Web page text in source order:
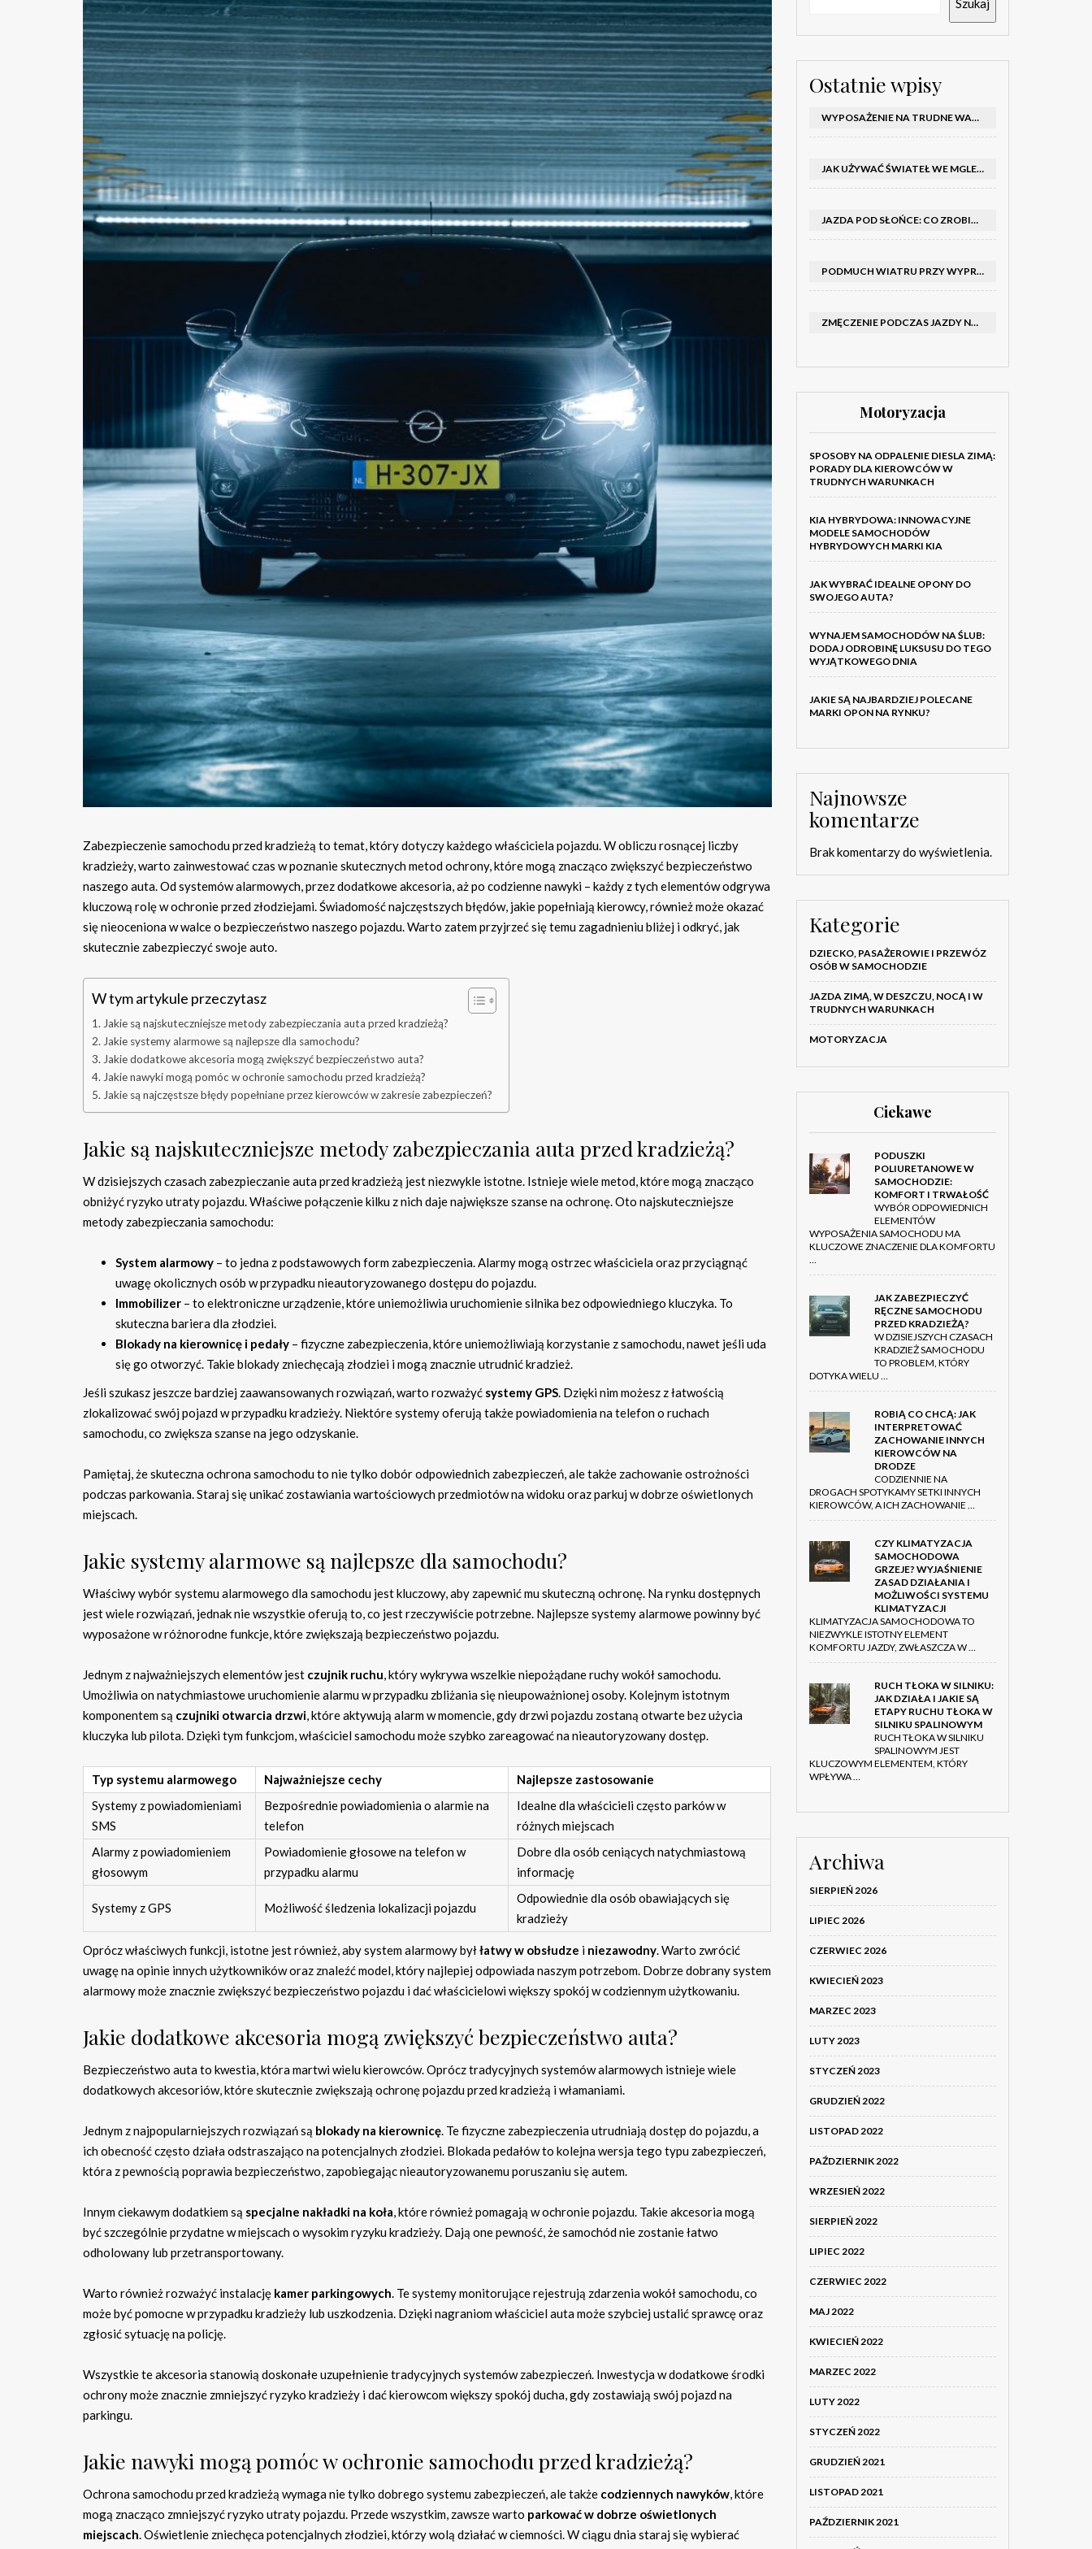
Zabezpieczenie samochodu przed kradzieżą to temat, który dotyczy każdego właściciela pojazdu. W obliczu rosnącej liczby
kradzieży, warto zainwestować czas w poznanie skutecznych metod ochrony, które mogą znacząco zwiększyć bezpieczeństwo
naszego auta. Od systemów alarmowych, przez dodatkowe akcesoria, aż po codzienne nawyki – każdy z tych elementów odgrywa
kluczową rolę w ochronie przed złodziejami. Świadomość najczęstszych błędów, jakie popełniają kierowcy, również może okazać
się nieoceniona w walce o bezpieczeństwo naszego pojazdu. Warto zatem przyjrzeć się temu zagadnieniu bliżej i odkryć, jak
skutecznie zabezpieczyć swoje auto.
W tym artykule przeczytasz
Jakie są najskuteczniejsze metody zabezpieczania auta przed kradzieżą?
Jakie systemy alarmowe są najlepsze dla samochodu?
Jakie dodatkowe akcesoria mogą zwiększyć bezpieczeństwo auta?
Jakie nawyki mogą pomóc w ochronie samochodu przed kradzieżą?
Jakie są najczęstsze błędy popełniane przez kierowców w zakresie zabezpieczeń?
Jakie są najskuteczniejsze metody zabezpieczania auta przed kradzieżą?
W dzisiejszych czasach zabezpieczanie auta przed kradzieżą jest niezwykle istotne. Istnieje wiele metod, które mogą znacząco
obniżyć ryzyko utraty pojazdu. Właściwe połączenie kilku z nich daje największe szanse na ochronę. Oto najskuteczniejsze
metody zabezpieczania samochodu:
System alarmowy – to jedna z podstawowych form zabezpieczenia. Alarmy mogą ostrzec właściciela oraz przyciągnąć
uwagę okolicznych osób w przypadku nieautoryzowanego dostępu do pojazdu.
Immobilizer – to elektroniczne urządzenie, które uniemożliwia uruchomienie silnika bez odpowiedniego kluczyka. To
skuteczna bariera dla złodziei.
Blokady na kierownicę i pedały – fizyczne zabezpieczenia, które uniemożliwiają korzystanie z samochodu, nawet jeśli uda
się go otworzyć. Takie blokady zniechęcają złodziei i mogą znacznie utrudnić kradzież.
Jeśli szukasz jeszcze bardziej zaawansowanych rozwiązań, warto rozważyć systemy GPS. Dzięki nim możesz z łatwością
zlokalizować swój pojazd w przypadku kradzieży. Niektóre systemy oferują także powiadomienia na telefon o ruchach
samochodu, co zwiększa szanse na jego odzyskanie.
Pamiętaj, że skuteczna ochrona samochodu to nie tylko dobór odpowiednich zabezpieczeń, ale także zachowanie ostrożności
podczas parkowania. Staraj się unikać zostawiania wartościowych przedmiotów na widoku oraz parkuj w dobrze oświetlonych
miejscach.
Jakie systemy alarmowe są najlepsze dla samochodu?
Właściwy wybór systemu alarmowego dla samochodu jest kluczowy, aby zapewnić mu skuteczną ochronę. Na rynku dostępnych
jest wiele rozwiązań, jednak nie wszystkie oferują to, co jest rzeczywiście potrzebne. Najlepsze systemy alarmowe powinny być
wyposażone w różnorodne funkcje, które zwiększają bezpieczeństwo pojazdu.
Jednym z najważniejszych elementów jest czujnik ruchu, który wykrywa wszelkie niepożądane ruchy wokół samochodu.
Umożliwia on natychmiastowe uruchomienie alarmu w przypadku zbliżania się nieupoważnionej osoby. Kolejnym istotnym
komponentem są czujniki otwarcia drzwi, które aktywują alarm w momencie, gdy drzwi pojazdu zostaną otwarte bez użycia
kluczyka lub pilota. Dzięki tym funkcjom, właściciel samochodu może szybko zareagować na nieautoryzowany dostęp.
Typ systemu alarmowego Najważniejsze cechy
Najlepsze zastosowanie
Systemy z powiadomieniami
SMS
Bezpośrednie powiadomienia o alarmie na
telefon
Idealne dla właścicieli często parków w
różnych miejscach
Alarmy z powiadomieniem
głosowym
Powiadomienie głosowe na telefon w
przypadku alarmu
Dobre dla osób ceniących natychmiastową
informację
Systemy z GPS Możliwość śledzenia lokalizacji pojazdu
Odpowiednie dla osób obawiających się
kradzieży
Oprócz właściwych funkcji, istotne jest również, aby system alarmowy byłłatwy w obsłudze i niezawodny. Warto zwrócić
uwagę na opinie innych użytkowników oraz znaleźć model, który najlepiej odpowiada naszym potrzebom. Dobrze dobrany system
alarmowy może znacznie zwiększyć bezpieczeństwo pojazdu i dać właścicielowi większy spokój w codziennym użytkowaniu.
Jakie dodatkowe akcesoria mogą zwiększyć bezpieczeństwo auta?
Bezpieczeństwo auta to kwestia, która martwi wielu kierowców. Oprócz tradycyjnych systemów alarmowych istnieje wiele
dodatkowych akcesoriów, które skutecznie zwiększają ochronę pojazdu przed kradzieżą i włamaniami.
Jednym z najpopularniejszych rozwiązań są blokady na kierownicę. Te fizyczne zabezpieczenia utrudniają dostęp do pojazdu, a
ich obecność często działa odstraszająco na potencjalnych złodziei. Blokada pedałów to kolejna wersja tego typu zabezpieczeń,
która z pewnością poprawia bezpieczeństwo, zapobiegając nieautoryzowanemu poruszaniu się autem.
Innym ciekawym dodatkiem są specjalne nakładki na koła, które również pomagają w ochronie pojazdu. Takie akcesoria mogą
być szczególnie przydatne w miejscach o wysokim ryzyku kradzieży. Dają one pewność, że samochód nie zostanie łatwo
odholowany lub przetransportowany.
Warto również rozważyć instalację kamer parkingowych. Te systemy monitorujące rejestrują zdarzenia wokół samochodu, co
może być pomocne w przypadku kradzieży lub uszkodzenia. Dzięki nagraniom właściciel auta może szybciej ustalić sprawcę oraz
zgłosić sytuację na policję.
Wszystkie te akcesoria stanowią doskonałe uzupełnienie tradycyjnych systemów zabezpieczeń. Inwestycja w dodatkowe środki
ochrony może znacznie zmniejszyć ryzyko kradzieży i dać kierowcom większy spokój ducha, gdy zostawiają swój pojazd na
parkingu.
Jakie nawyki mogą pomóc w ochronie samochodu przed kradzieżą?
Ochrona samochodu przed kradzieżą wymaga nie tylko dobrego systemu zabezpieczeń, ale także codziennych nawyków, które
mogą znacząco zmniejszyć ryzyko utraty pojazdu. Przede wszystkim, zawsze warto parkować w dobrze oświetlonych
miejscach. Oświetlenie zniechęca potencjalnych złodziei, którzy wolą działać w ciemności. W ciągu dnia staraj się wybierać
Ostatnie wpisy
WYPOSAŻENIE NA TRUDNE WARUNKI W SAMOCHODZIE: CO MIEĆ ZIMĄ, W TRASIE I NA WYPADEK AWARII
JAK UŻYWAĆ ŚWIATEŁ WE MGLE – KIEDY WŁĄCZYĆ MIJANIA I PRZECIWMGIELNE ORAZ CZEGO NIE ROBIĆ
JAZDA POD SŁOŃCE: CO ZROBIĆ, BY OGRANICZYĆ OLŚNIENIE I POPRAWIĆ WIDOCZNOŚĆ
PODMUCH WIATRU PRZY WYPRZEDZANIU CIĘŻARÓWKI: JAK UTRZYMAĆ TOR JAZDY I OPANOWAĆ AUTO
ZMĘCZENIE PODCZAS JAZDY NOCĄ – PO JAKICH SYGNAŁACH ROZPOZNAĆ SENNOŚĆ ZA KIEROWNICĄ I KIEDY ZROBIĆ PRZERWĘ
Motoryzacja
SPOSOBY NA ODPALENIE DIESLA ZIMĄ:
PORADY DLA KIEROWCÓW W
TRUDNYCH WARUNKACH
KIA HYBRYDOWA: INNOWACYJNE
MODELE SAMOCHODÓW
HYBRYDOWYCH MARKI KIA
JAK WYBRAĆ IDEALNE OPONY DO
SWOJEGO AUTA?
WYNAJEM SAMOCHODÓW NA ŚLUB:
DODAJ ODROBINĘ LUKSUSU DO TEGO
WYJĄTKOWEGO DNIA
JAKIE SĄ NAJBARDZIEJ POLECANE
MARKI OPON NA RYNKU?
Najnowsze
komentarze
Brak komentarzy do wyświetlenia.
Kategorie
DZIECKO, PASAŻEROWIE I PRZEWÓZ
OSÓB W SAMOCHODZIE
JAZDA ZIMĄ, W DESZCZU, NOCĄ I W
TRUDNYCH WARUNKACH
MOTORYZACJA
Ciekawe
PODUSZKI
POLIURETANOWE W
SAMOCHODZIE:
KOMFORT I TRWAŁOŚĆ
WYBÓR ODPOWIEDNICH
ELEMENTÓW
WYPOSAŻENIA SAMOCHODU MA
KLUCZOWE ZNACZENIE DLA KOMFORTU
…
JAK ZABEZPIECZYĆ
RĘCZNE SAMOCHODU
PRZED KRADZIEŻĄ?
W DZISIEJSZYCH CZASACH
KRADZIEŻ SAMOCHODU
TO PROBLEM, KTÓRY
DOTYKA WIELU …
ROBIĄ CO CHCĄ: JAK
INTERPRETOWAĆ
ZACHOWANIE INNYCH
KIEROWCÓW NA
DRODZE
CODZIENNIE NA
DROGACH SPOTYKAMY SETKI INNYCH
KIEROWCÓW, A ICH ZACHOWANIE …
CZY KLIMATYZACJA
SAMOCHODOWA
GRZEJE? WYJAŚNIENIE
ZASAD DZIAŁANIA I
MOŻLIWOŚCI SYSTEMU
KLIMATYZACJI
KLIMATYZACJA SAMOCHODOWA TO
NIEZWYKLE ISTOTNY ELEMENT
KOMFORTU JAZDY, ZWŁASZCZA W …
RUCH TŁOKA W SILNIKU:
JAK DZIAŁA I JAKIE SĄ
ETAPY RUCHU TŁOKA W
SILNIKU SPALINOWYM
RUCH TŁOKA W SILNIKU
SPALINOWYM JEST
KLUCZOWYM ELEMENTEM, KTÓRY
WPŁYWA …
Archiwa
SIERPIEŃ 2026
LIPIEC 2026
CZERWIEC 2026
KWIECIEŃ 2023
MARZEC 2023
LUTY 2023
STYCZEŃ 2023
GRUDZIEŃ 2022
LISTOPAD 2022
PAŹDZIERNIK 2022
WRZESIEŃ 2022
SIERPIEŃ 2022
LIPIEC 2022
CZERWIEC 2022
MAJ 2022
KWIECIEŃ 2022
MARZEC 2022
LUTY 2022
STYCZEŃ 2022
GRUDZIEŃ 2021
LISTOPAD 2021
PAŹDZIERNIK 2021